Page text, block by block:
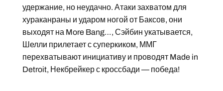
удержание, но неудачно. Атаки захватом для
хураканраны и ударом ногой от Баксов, они
выходят на More Bang…, Сэйбин укатывается,
Шелли прилетает с суперкиком, ММГ
перехватывают инициативу и проводят Made in
Detroit, Некбрейкер с кроссбади — победа!